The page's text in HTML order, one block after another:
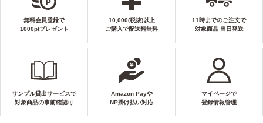
無料会員登録で
1000ptプレゼント
10,000(税抜)以上
ご購入で配送料無料
11時までのご注文で
対象商品 当日発送
サンプル貸出サービスで
対象商品の事前確認可
Amazon Payや
NP掛け払い対応
マイページで
登録情報管理